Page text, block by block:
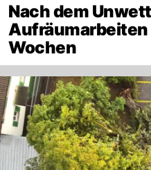
Nach dem
Aufräumarbeiten
Wochen